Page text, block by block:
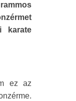
karate
ez az